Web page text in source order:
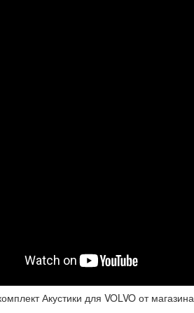
Акустики для VOLVO от